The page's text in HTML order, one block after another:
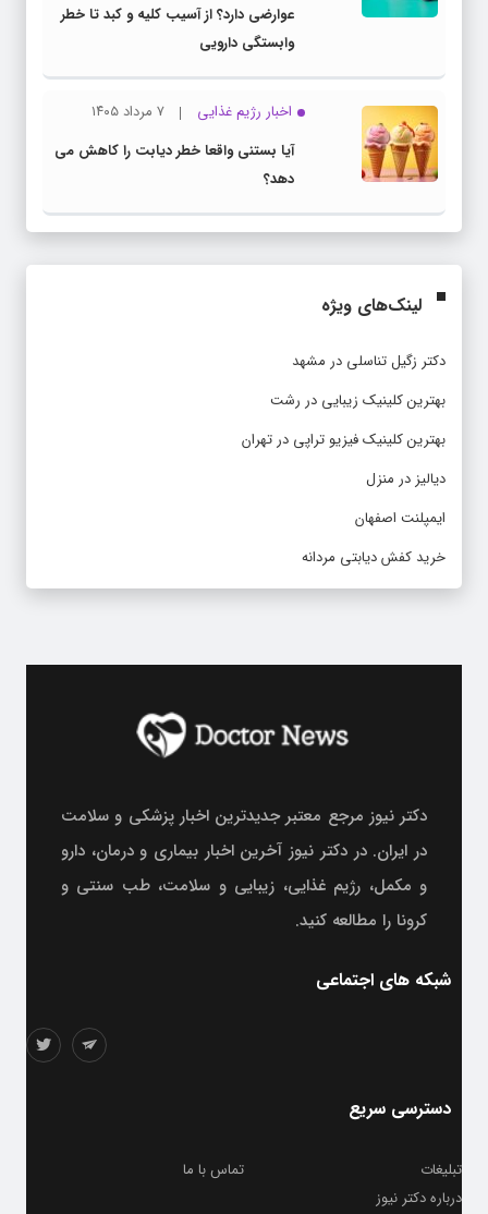
عوارضی دارد؟ از آسیب کلیه و کبد تا خطر
وابستگی دارویی
اخبار رژیم غذایی
۷ مرداد ۱۴۰۵
آیا بستنی واقعا خطر دیابت را کاهش می
دهد؟
لینک‌های ویژه
دکتر زگیل تناسلی در مشهد
بهترین کلینیک زیبایی در رشت
بهترین کلینیک فیزیو تراپی در تهران
دیالیز در منزل
ایمپلنت اصفهان
خرید کفش دیابتی مردانه
دکتر نیوز مرجع معتبر جدیدترین اخبار پزشکی و سلامت
در ایران. در دکتر نیوز آخرین اخبار بیماری و درمان، دارو
و مکمل، رژیم غذایی، زیبایی و سلامت، طب سنتی و
کرونا را مطالعه کنید.
شبکه های اجتماعی
دسترسی سریع
تبلیغات
تماس با ما
درباره دکتر نیوز